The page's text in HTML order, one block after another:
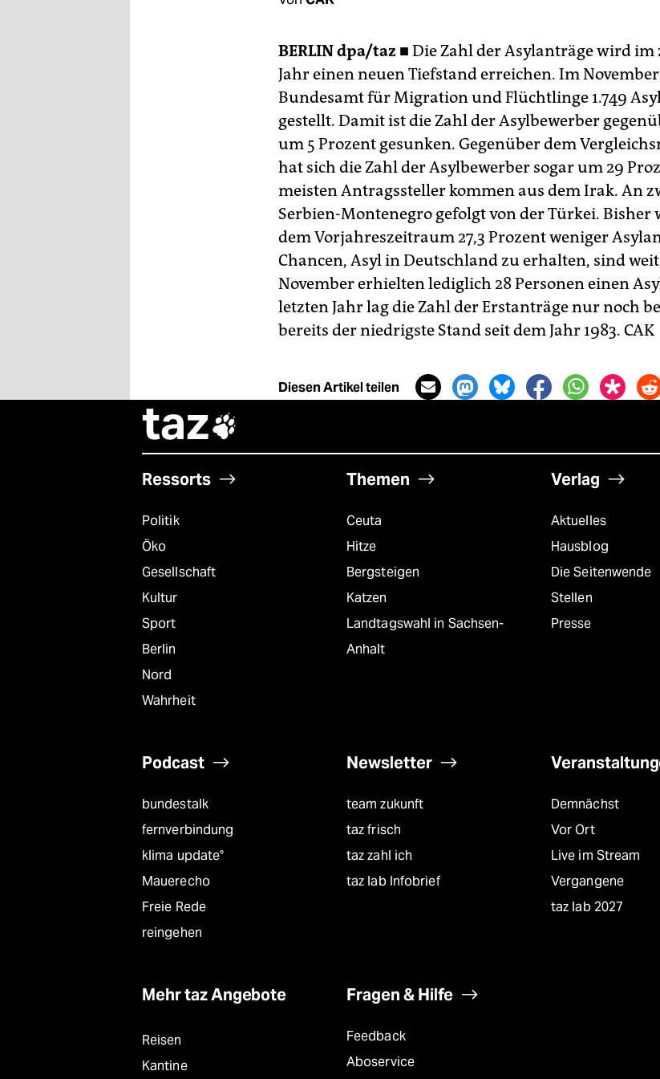
BERLINdpa/taz ■ Die Zahl der Asylanträge wird im
Jahr einen neuen Tiefstand erreichen. Im
Bundesamt für Migration und Flüchtlinge 1.749
gestellt. Damit ist die Zahl der Asylbewerber
um 5 Prozent gesunken. Gegenüber dem
hat sich die Zahl der Asylbewerber sogar um 29
meisten Antragssteller kommen aus dem Irak. An
Serbien-Montenegro gefolgt von der Türkei. Bisher
dem Vorjahreszeitraum 27,3 Prozent weniger
Chancen, Asyl in Deutschland zu erhalten, sind
November erhielten lediglich 28 Personen einen
letzten Jahr lag die Zahl der Erstanträge nur noch
bereits der niedrigste Stand seit dem Jahr 1983. CAK
Diesen Artikel teilen
taz
Ressorts
Politik
Öko
Gesellschaft
Kultur
Sport
Berlin
Nord
Wahrheit
Themen
Ceuta
Hitze
Bergsteigen
Katzen
Landtagswahl in Sachsen-
Anhalt
Verlag
Aktuelles
Hausblog
Die Seitenwende
Stellen
Presse
Podcast
bundestalk
fernverbindung
klima update°
Mauerecho
Freie Rede
reingehen
Newsletter
team zukunft
taz frisch
taz zahl ich
taz lab Infobrief
Demnächst
Vor Ort
Live im Stream
Vergangene
taz lab 2027
Mehr taz Angebote
Reisen
Kantine
Fragen & Hilfe
Feedback
Aboservice